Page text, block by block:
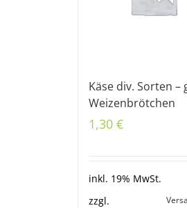
Käse div. Sorten –
Weizenbrötchen
1,30 €
inkl. 19% MwSt.
zzgl.